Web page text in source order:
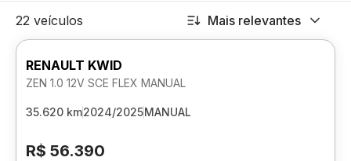
22 veículos Mais relevantes
RENAULT KWID
ZEN 1.0 12V SCE FLEX MANUAL
35.620 km2024/2025MANUAL
R$ 56.390